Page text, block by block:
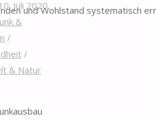
und Wohlstand systematisch
Juli 2020
&
/
/
& Natur